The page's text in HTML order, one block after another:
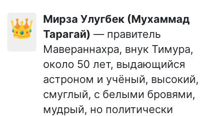
👑
Мирза Улугбек (Мухаммад
Тарагай) — правитель
Мавераннахра, внук Тимура,
около 50 лет, выдающийся
астроном и учёный, высокий,
смуглый, с белыми бровями,
мудрый, но политически